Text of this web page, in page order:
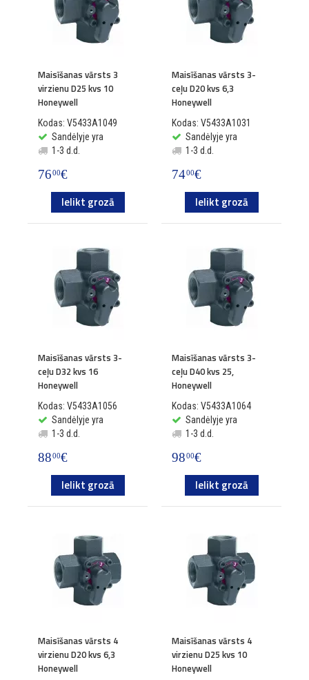
Maisīšanas vārsts 3
virzienu D25 kvs 10
Honeywell
Kodas: V5433A1049
Sandėlyje yra
1-3 d.d.
7600€
Ielikt grozā
Maisīšanas vārsts 3-
ceļu D20 kvs 6,3
Honeywell
Kodas: V5433A1031
Sandėlyje yra
1-3 d.d.
7400€
Ielikt grozā
Maisīšanas vārsts 3-
ceļu D32 kvs 16
Honeywell
Kodas: V5433A1056
Sandėlyje yra
1-3 d.d.
8800€
Ielikt grozā
Maisīšanas vārsts 3-
ceļu D40 kvs 25,
Honeywell
Kodas: V5433A1064
Sandėlyje yra
1-3 d.d.
9800€
Ielikt grozā
Maisīšanas vārsts 4
virzienu D20 kvs 6,3
Honeywell
Maisīšanas vārsts 4
virzienu D25 kvs 10
Honeywell